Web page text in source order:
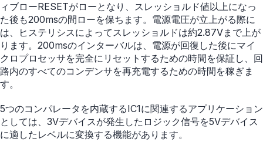
ィブローRESETがローとなり、スレッショルド値以上になっ
た後も200msの間ローを保ちます。電源電圧が立上がる際に
は、ヒステリシスによってスレッショルドは約2.87Vまで上が
ります。200msのインターバルは、電源が回復した後にマイ
クロプロセッサを完全にリセットするための時間を保証し、回
路内のすべてのコンデンサを再充電するための時間を稼ぎま
す。
5つのコンパレータを内蔵するIC1に関連するアプリケーション
としては、3Vデバイスが発生したロジック信号を5Vデバイス
に適したレベルに変換する機能があります。